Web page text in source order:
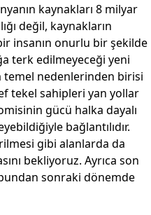
kaynakları 8 milyar
değil, kaynakların
insanın onurlu bir şekilde
terk edilmeyeceği yeni
nedenlerinden birisi
tekel sahipleri yan yollar
gücü halka dayalı
bağlantılıdır.
gibi alanlarda da
bekliyoruz. Ayrıca son
sonraki dönemde